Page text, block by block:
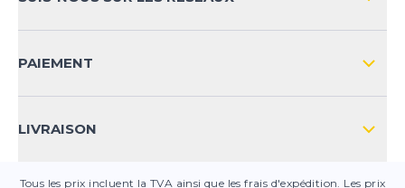
CONTACT
SÉCURITÉ DES PRODUITS
PAIEMENT
LIVRAISON
Tous les prix incluent la TVA ainsi que les frais d'expédition. Les prix